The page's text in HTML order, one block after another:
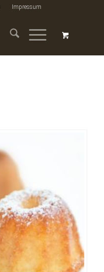
Impressum